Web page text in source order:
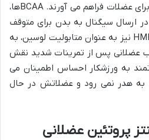
شده و آمینواسیدهای لازم را برای عضلات فراهم می آورند. BCAAها،
ارسال سیگنال به بدن برای متوقف
کردن تجزیه پروتئین دارند. HMB نیز به عنوان متابولیت لوسین، به
عضلانی پس از تمرینات شدید نقش
به ورزشکار احساس اطمینان می
به هدر نمی رود و عضلاتش در حال
پروتئین عضلانی